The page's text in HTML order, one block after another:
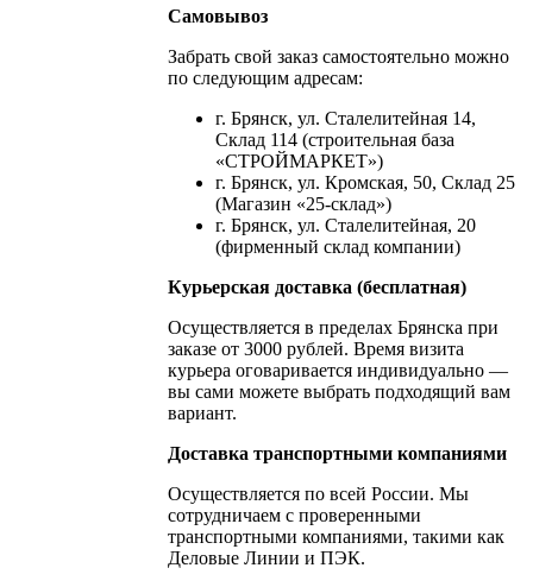
Самовывоз
Забрать свой заказ самостоятельно можно
по следующим адресам:
г. Брянск, ул. Сталелитейная 14,
Склад 114 (строительная база
«СТРОЙМАРКЕТ»)
г. Брянск, ул. Кромская, 50, Склад 25
(Магазин «25-склад»)
г. Брянск, ул. Сталелитейная, 20
(фирменный склад компании)
Курьерская доставка (бесплатная)
Осуществляется в пределах Брянска при
заказе от 3000 рублей. Время визита
курьера оговаривается индивидуально —
вы сами можете выбрать подходящий вам
вариант.
Доставка транспортными компаниями
Осуществляется по всей России. Мы
сотрудничаем с проверенными
транспортными компаниями, такими как
Деловые Линии и ПЭК.